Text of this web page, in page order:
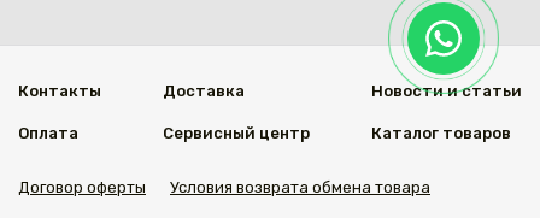
Контакты
Оплата
Доставка
Сервисный центр
Новости и статьи
Каталог товаров
Договор оферты Условия возврата обмена товара